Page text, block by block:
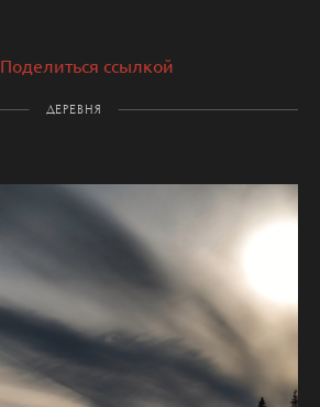
Поделиться ссылкой
ДЕРЕВНЯ